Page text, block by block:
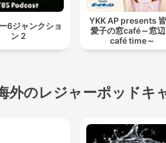
6ジャンクショ
ン 2
YKK AP presents
愛子の窓café～窓
café time～
外のレジャーポッドキ